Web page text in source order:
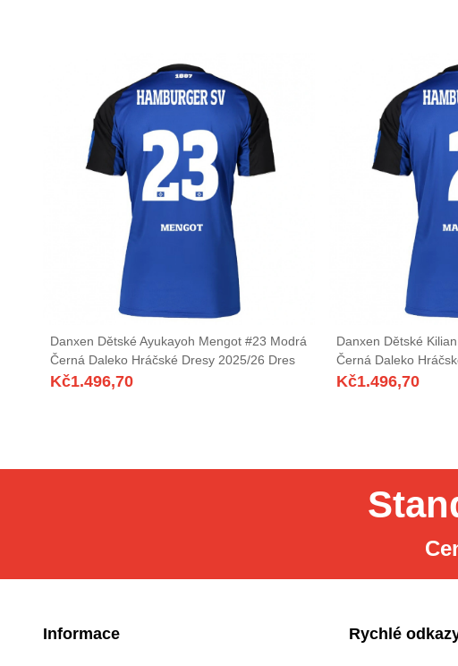
Danxen Dětské Ayukayoh Mengot #23 Modrá
Černá Daleko Hráčské Dresy 2025/26 Dres
Kč1.496,70
Danxen Dětské
Černá Daleko
Kč1.496,70
Informace Rychlé